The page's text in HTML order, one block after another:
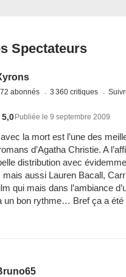
Spectateurs
abonnés 3 360 critiques
5,0 Publiée le 9 septembre 2009
la mort est l’une des
d’Agatha Christie. A
distribution avec
mais aussi Lauren Bacall,
qui mais dans l’ambiance
un bon rythme… Bref ça a été